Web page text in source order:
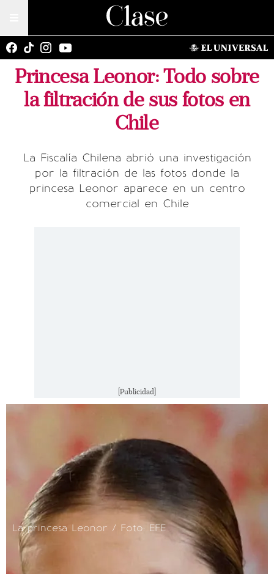
Princesa Leonor: Todo sobre
la filtración de sus fotos en
Chile
La Fiscalía Chilena abrió una investigación
por la filtración de las fotos donde la
princesa Leonor aparece en un centro
comercial en Chile
[Publicidad]
La princesa Leonor / Foto: EFE